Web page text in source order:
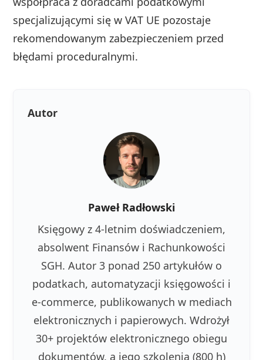
specjalizującymi się w VAT UE pozostaje
rekomendowanym zabezpieczeniem przed
błędami proceduralnymi.
Autor
Paweł Radłowski
Księgowy z 4-letnim doświadczeniem,
absolwent Finansów i Rachunkowości
SGH. Autor 3 ponad 250 artykułów o
podatkach, automatyzacji księgowości i
e-commerce, publikowanych w mediach
elektronicznych i papierowych. Wdrożył
30+ projektów elektronicznego obiegu
dokumentów, a jego szkolenia (800 h)